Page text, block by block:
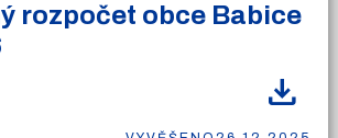
rozpočet obce Babice
download